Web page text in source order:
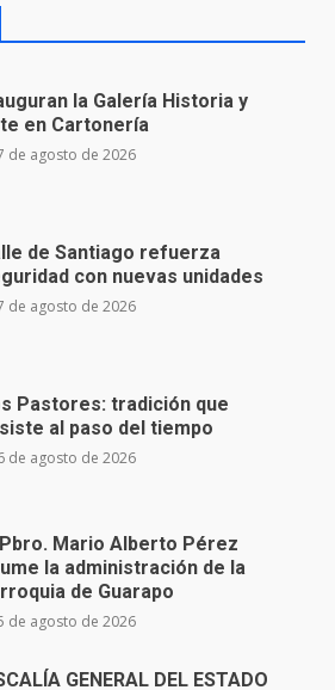
de Santiago refuerza
con nuevas unidades
de agosto de 2026
Pastores: tradición que
al paso del tiempo
de agosto de 2026
Mario Alberto Pérez
la administración de la
de Guarapo
5 de agosto de 2026
LA SEGURIDAD Y LA
CON LA
DE ARMAS DE
A LA SECRETARÍA DE LA
de agosto de 2026